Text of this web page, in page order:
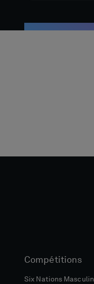
Compétitions
Six Nations Masculin